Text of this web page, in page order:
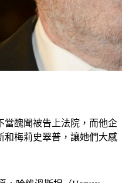
當醜聞被告上法院，而他企
和梅莉史翠普，讓她們大感